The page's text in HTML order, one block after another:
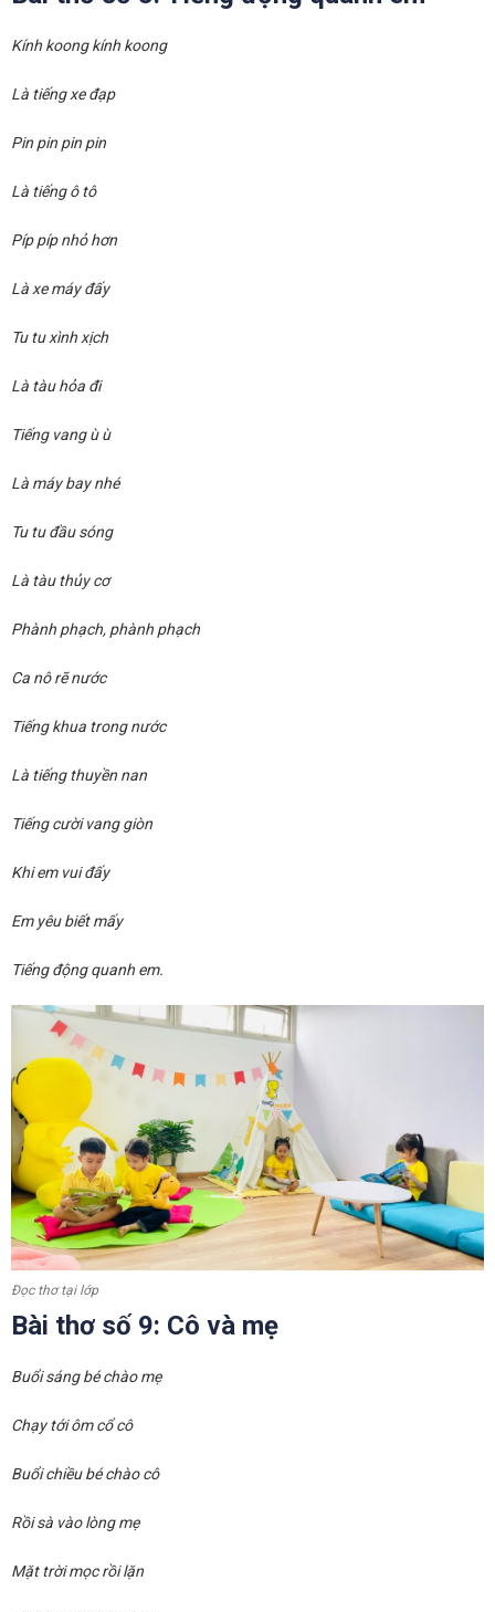
Kính koong kính koong
Là tiếng xe đạp
Pin pin pin pin
Là tiếng ô tô
Píp píp nhỏ hơn
Là xe máy đấy
Tu tu xình xịch
Là tàu hỏa đi
Tiếng vang ù ù
Là máy bay nhé
Tu tu đầu sóng
Là tàu thủy cơ
Phành phạch, phành phạch
Ca nô rẽ nước
Tiếng khua trong nước
Là tiếng thuyền nan
Tiếng cười vang giòn
Khi em vui đấy
Em yêu biết mấy
Tiếng động quanh em.
Đọc thơ tại lớp
Bài thơ số 9: Cô và mẹ
Buổi sáng bé chào mẹ
Chạy tới ôm cổ cô
Buổi chiều bé chào cô
Rồi sà vào lòng mẹ
Mặt trời mọc rồi lặn